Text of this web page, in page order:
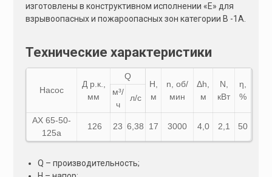
изготовлены в конструктивном исполнении «Е» для
взрывоопасных и пожароопасных зон категории В -1А.
Технические характеристики
Насос
Д р.к.,
мм
Q
Н,
м
n, об/
мин
Δh,
м
N,
кВт
η,
%
м³/
ч
л/с
АХ 65-50-
125а
126 23 6,38 17 3000 4,0 2,1 50
Q – производительность;